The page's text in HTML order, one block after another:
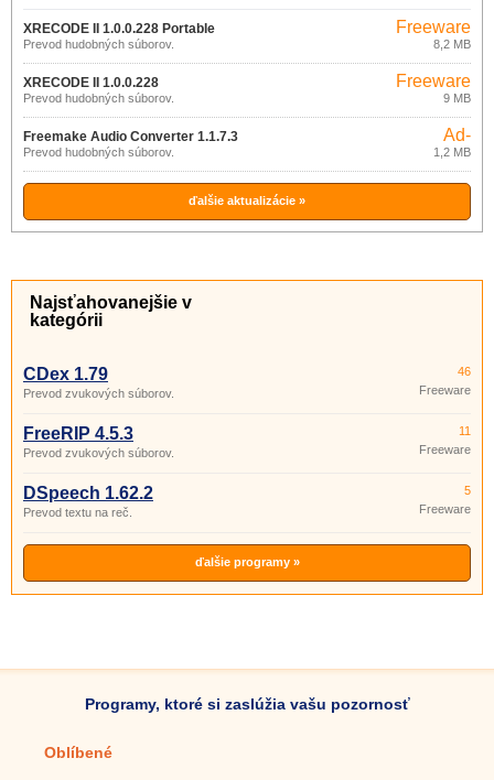
XRECODE II 1.0.0.228 Portable
Prevod hudobných súborov.
Freeware
8,2 MB
XRECODE II 1.0.0.228
Prevod hudobných súborov.
Freeware
9 MB
Freemake Audio Converter 1.1.7.3
Prevod hudobných súborov.
Ad-
supported
1,2 MB
ďalšie aktualizácie »
Najsťahovanejšie v
kategórii
CDex 1.79
Prevod zvukových súborov.
46
Freeware
FreeRIP 4.5.3
Prevod zvukových súborov.
11
Freeware
DSpeech 1.62.2
Prevod textu na reč.
5
Freeware
ďalšie programy »
Programy, ktoré si zaslúžia vašu pozornosť
Oblíbené